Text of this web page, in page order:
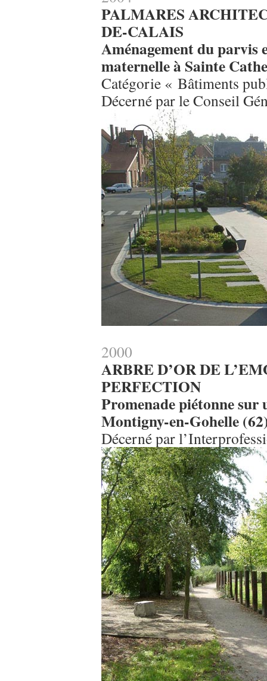
PALMARES
DE-CALAIS
Aménagement du parvis
maternelle à Sainte
Catégorie « Bâtiments
Décerné par le Conseil
2000
ARBRE D’OR DE
PERFECTION
Promenade piétonne sur
Montigny-en-Gohelle
Décerné par